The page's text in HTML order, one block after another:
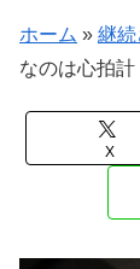
ホーム » 継続
なのは心拍計
X